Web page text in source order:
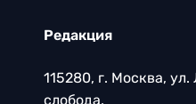
Редакция
115280, г. Москва,
слобода,